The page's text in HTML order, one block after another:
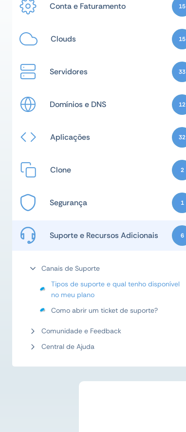
Conta e Faturamento 15
Clouds 15
Servidores 33
Domínios e DNS 12
Aplicações 32
Clone 2
Segurança 1
Suporte e Recursos Adicionais 6
Canais de Suporte
Tipos de suporte e qual tenho disponível
no meu plano
Como abrir um ticket de suporte?
Comunidade e Feedback
Central de Ajuda